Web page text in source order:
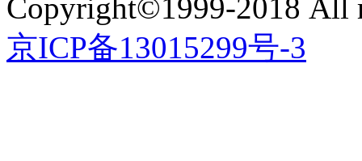
Copyright©1999-2018 All
京ICP备13015299号-3